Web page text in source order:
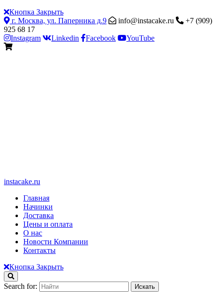
Кнопка Закрыть
г. Москва, ул. Паперника д.9
info@instacake.ru
+7 (909)
925 68 17
Instagram
Linkedin Facebook YouTube
instacake.ru
Главная
Начинки
Доставка
Цены и оплата
О нас
Новости Компании
Контакты
Кнопка Закрыть
Search for: